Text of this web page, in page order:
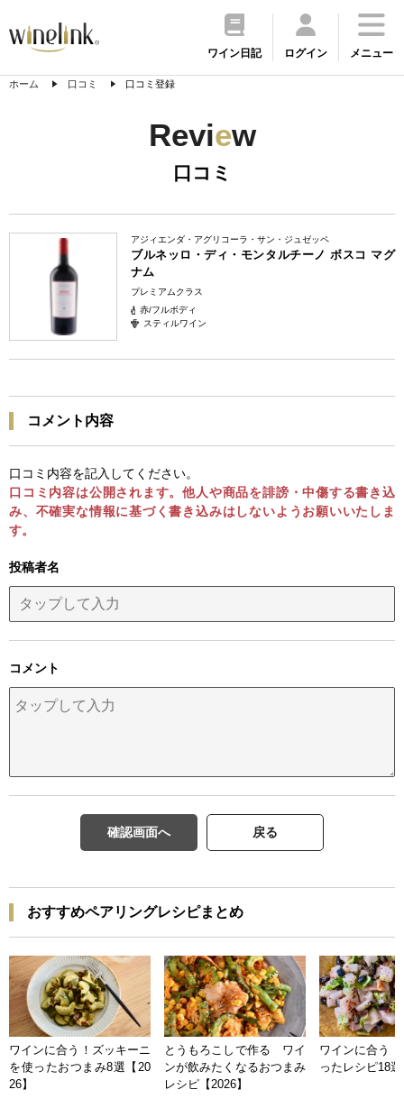
ワイン日記 ログイン メニュー
ホーム 口コミ 口コミ登録
Review
口コミ
アジィエンダ・アグリコーラ・サン・ジュゼッペ
ブルネッロ・ディ・モンタルチーノ ボスコ マグ
ナム
プレミアムクラス
赤/フルボディ
スティルワイン
コメント内容
口コミ内容を記入してください。
口コミ内容は公開されます。他人や商品を誹謗・中傷する書き込
み、不確実な情報に基づく書き込みはしないようお願いいたしま
す。
投稿者名
コメント
確認画面へ 戻る
おすすめペアリングレシピまとめ
ワインに合う！ズッキーニ
を使ったおつまみ8選【20
26】
とうもろこしで作る ワイ
ンが飲みたくなるおつまみ
レシピ【2026】
ワインに合う
ったレシピ18